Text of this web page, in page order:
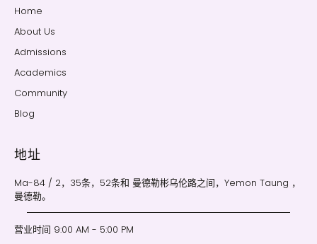
Home
About Us
Admissions
Academics
Community
Blog
地址
Ma-84 / 2，35条，52条和 曼德勒彬乌伦路之间，Yemon Taung ，
曼德勒。
营业时间 9:00 AM - 5:00 PM